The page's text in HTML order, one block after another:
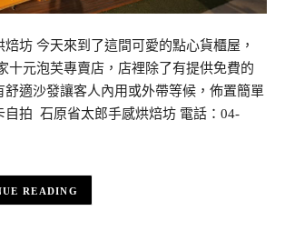
坊 今天來到了這間可愛的點心貨櫃屋，
十元泡芙專賣店，店裡除了有提供免費的
舒適沙發讓客人內用或外帶等候，佈置簡單
自拍 石原省太郎手感烘焙坊 電話：04-
READING